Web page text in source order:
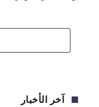
آخر الأخبار